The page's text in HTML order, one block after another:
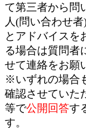
て第三者から問
人(問い合わせ
とアドバイスを
る場合は質問者
せて連絡をお願
※いずれの場合
確認させていた
等で公開回答す
す。